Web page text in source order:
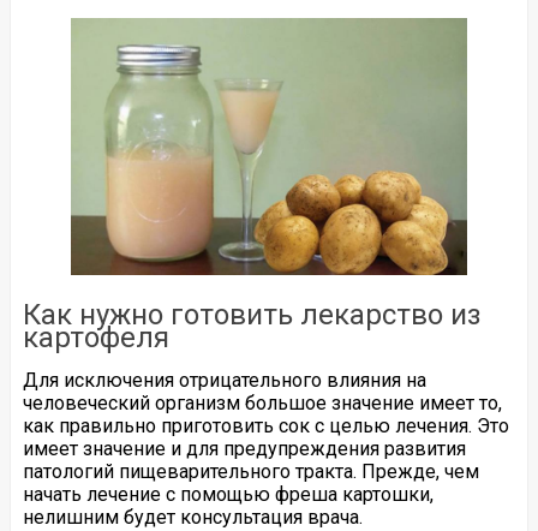
Как нужно готовить лекарство из
картофеля
Для исключения отрицательного влияния на
человеческий организм большое значение имеет то,
как правильно приготовить сок с целью лечения. Это
имеет значение и для предупреждения развития
патологий пищеварительного тракта. Прежде, чем
начать лечение с помощью фреша картошки,
нелишним будет консультация врача.